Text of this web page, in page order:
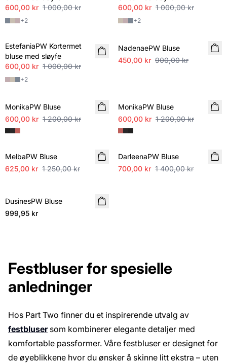
600,00 kr 1 000,00 kr
+2
600,00 kr 1 000,00 kr
+2
EstefaniaPW Kortermet
bluse med sløyfe
600,00 kr 1 000,00 kr
+2
NadenaePW Bluse
450,00 kr 900,00 kr
MonikaPW Bluse
600,00 kr 1 200,00 kr
MonikaPW Bluse
600,00 kr 1 200,00 kr
SALE
MelbaPW Bluse
625,00 kr 1 250,00 kr
SALE
DarleenaPW Bluse
700,00 kr 1 400,00 kr
NYHET
DusinesPW Bluse
999,95 kr
Festbluser for spesielle
anledninger
Hos Part Two finner du et inspirerende utvalg av
festblusersom kombinerer elegante detaljer med
komfortable passformer. Våre festbluser er designet for
de øyeblikkene hvor du ønsker å skinne litt ekstra – uten